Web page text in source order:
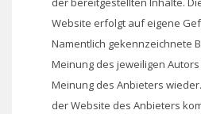
Website erfolgt auf eigene
Namentlich gekennzeichnete
Meinung des jeweiligen
Meinung des Anbieters
der Website des Anbieters